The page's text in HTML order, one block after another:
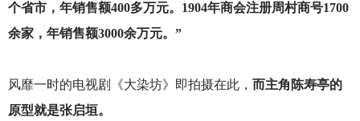
个省市，年销售额400多万元。1904年商会注册周村商号1700
余家，年销售额3000余万元。”
风靡一时的电视剧《大染坊》即拍摄在此， 而主角陈寿亭的
原型就是张启垣。